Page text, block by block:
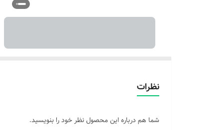
نظرات
شما هم درباره این محصول نظر خود را بنویسید.